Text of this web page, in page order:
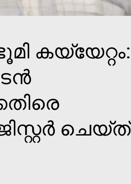
കയ്യേറ്റം:
ചെയ്ത്